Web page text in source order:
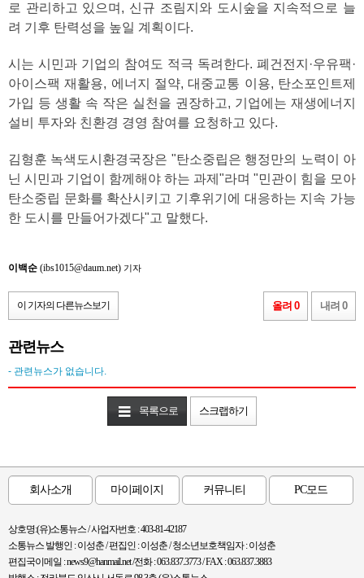
로 관리하고 있으며, 신규 조림지와 도시숲을 지속적으로 늘
려 기후 탄력성을 높일 계획이다.
시는 시민과 기업의 참여도 적극 독려한다. 폐건전지·우유팩·
아이스팩 재활용, 에너지 절약, 대중교통 이용, 탄소포인트제
가입 등 생활 속 작은 실천을 권장하고, 기업에는 재생에너지
설비 투자와 친환경 경영 참여를 요청하고 있다.
김형훈 녹색도시환경국장은 "탄소중립은 행정만의 노력이 아
닌 시민과 기업이 함께해야 하는 과제"라며 "민관이 힘을 모아
탄소중립 문화를 확산시키고 기후위기에 대응하는 지속 가능
한 도시를 만들어가겠다"고 말했다.
이백순 (ibs1015@daum.net) 기자
이 기자의 다른뉴스보기 올려 0 내려 0
관련뉴스
- 관련뉴스가 없습니다.
목록으로 스크랩하기
회사소개 마이페이지 커뮤니티 PC모드
상호명:(유)소통뉴스 / 사업자번호 : 403-81-42187
소통뉴스 발행인 : 이성춘 / 편집인 : 이성춘 / 청소년보호책임자 : 이성춘
편집국이메일 : news9@hanmail.net /전화 : 063.837.3773 / FAX : 063.837.3883